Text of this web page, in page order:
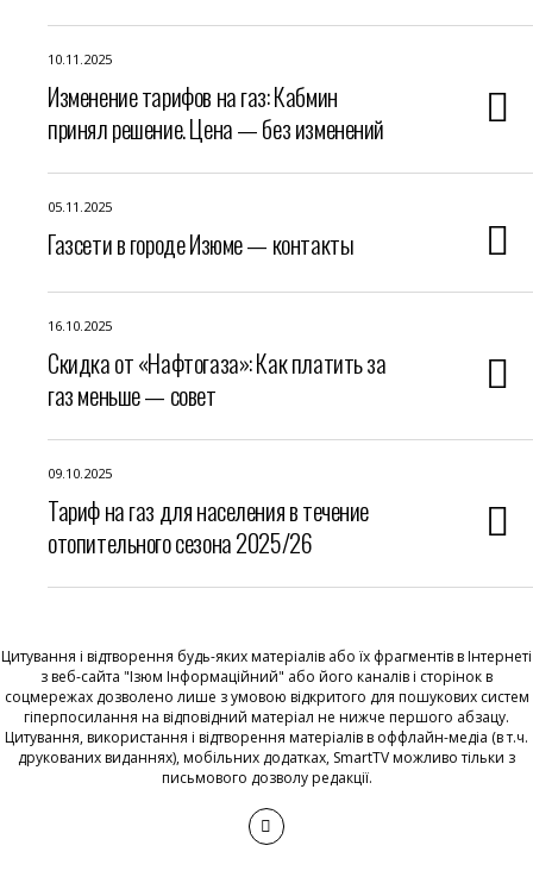
10.11.2025
Изменение тарифов на газ: Кабмин
принял решение. Цена — без изменений
05.11.2025
Газсети в городе Изюме — контакты
16.10.2025
Скидка от «Нафтогаза»: Как платить за
газ меньше — совет
09.10.2025
Тариф на газ для населения в течение
отопительного сезона 2025/26
Цитування і відтворення будь-яких матеріалів або їх фрагментів в Інтернеті
з веб-сайта "Ізюм Інформаційний" або його каналів і сторінок в
соцмережах дозволено лише з умовою відкритого для пошукових систем
гіперпосилання на відповідний матеріал не нижче першого абзацу.
Цитування, використання і відтворення матеріалів в оффлайн-медіа (в т.ч.
друкованих виданнях), мобільних додатках, SmartTV можливо тільки з
письмового дозволу редакції.